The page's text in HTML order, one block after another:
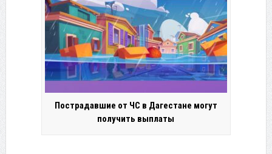
Пострадавшие от ЧС в Дагестане могут
получить выплаты